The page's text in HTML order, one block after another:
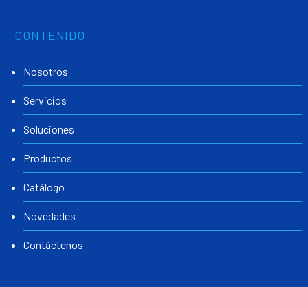
CONTENIDO
Nosotros
Servicios
Soluciones
Productos
Catálogo
Novedades
Contáctenos